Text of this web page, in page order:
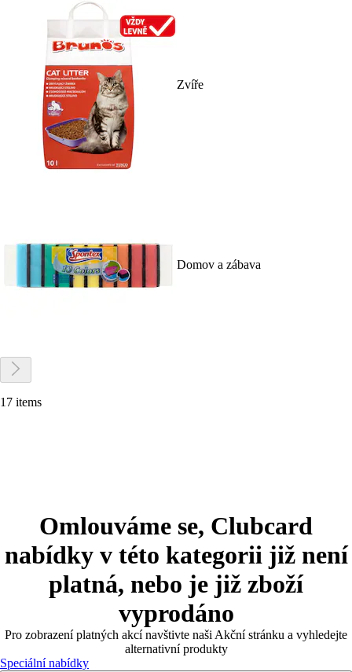
Zvíře
Domov a zábava
17 items
Omlouváme se, Clubcard
nabídky v této kategorii již není
platná, nebo je již zboží
vyprodáno
Pro zobrazení platných akcí navštivte naši Akční stránku a vyhledejte
alternativní produkty
Speciální nabídky